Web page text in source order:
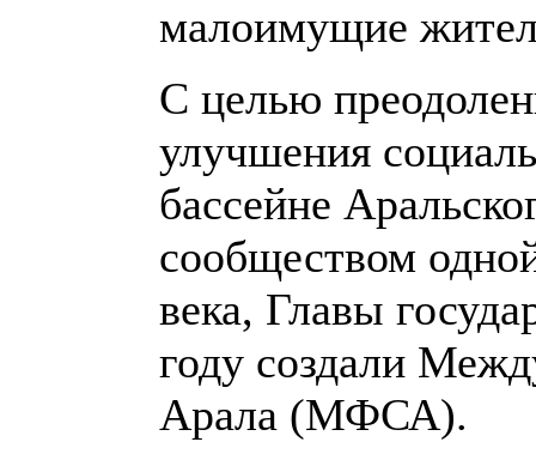
малоимущие
С целью
улучшения
бассейне
сообществом
века, Главы
году создали
Арала (МФСА).